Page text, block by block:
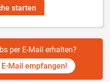
starten
per E-Mail erhalten?
Mail empfangen!